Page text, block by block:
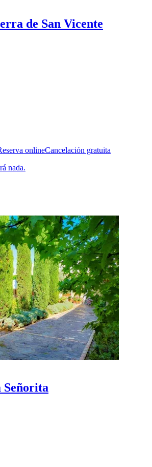
de San Vicente
onlineCancelación gratuita
nada.
Señorita